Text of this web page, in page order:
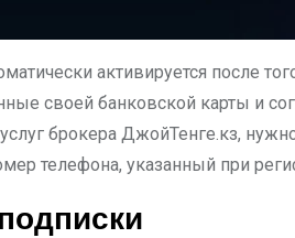
активируется после
своей банковской карты и
брокера ДжойТенге.кз,
телефона, указанный при